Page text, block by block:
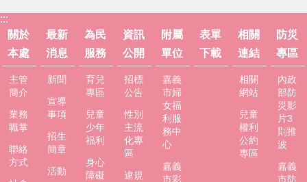
:::
關於
本處
主管
簡介
業務
職掌
聯絡
方式
最新
消息
新聞
宣導
事項
招生
簡章
活動
為民
服務
育兒
專區
兒童
少年
福利
身心
障礙
資訊
公開
招標
公告
性別
主流
化專
區
違規
附屬
單位
嘉義
市婦
女福
利服
務中
心
嘉義
市彩
表單
下載
相關
連結
相關
網站
兒童
權利
公約
專區
防災
專區
內政
部防
災影
片3
則推
波
嘉義
市防